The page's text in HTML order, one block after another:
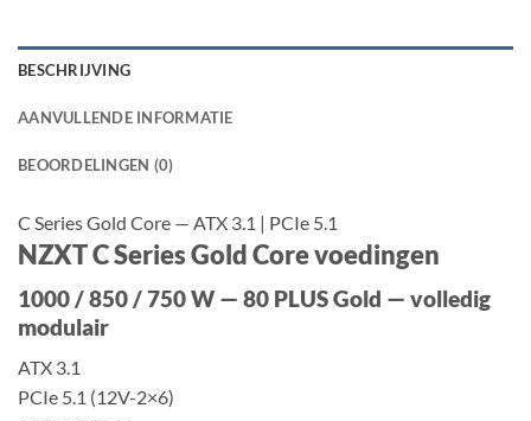
BESCHRIJVING
AANVULLENDE INFORMATIE
BEOORDELINGEN (0)
C Series Gold Core — ATX 3.1 | PCIe 5.1
NZXT C Series Gold Core voedingen
1000 / 850 / 750 W — 80 PLUS Gold — volledig
modulair
ATX 3.1
PCIe 5.1 (12V-2×6)